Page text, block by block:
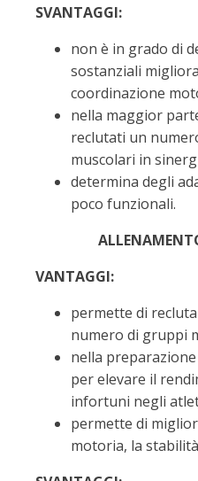
SVANTAGGI:
non è in grado di
sostanziali
coordinazione
nella maggior
reclutati un
muscolari in
determina degli
poco funzionali.
VANTAGGI:
permette di
numero di gruppi
nella
per elevare il
infortuni negli
permette di
motoria, la